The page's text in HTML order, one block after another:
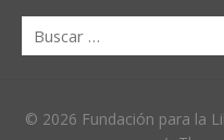
© 2026 Fundación para la